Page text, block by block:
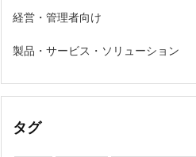
経営・管理者向け
製品・サービス・ソリューション
タグ